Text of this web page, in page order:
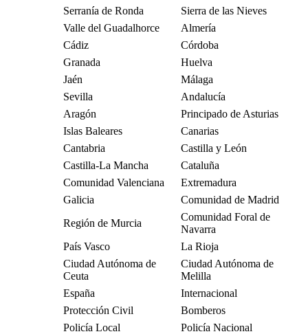
Serranía de Ronda
Sierra de las Nieves
Valle del Guadalhorce
Almería
Cádiz
Córdoba
Granada
Huelva
Jaén
Málaga
Sevilla
Andalucía
Aragón
Principado de Asturias
Islas Baleares
Canarias
Cantabria
Castilla y León
Castilla-La Mancha
Cataluña
Comunidad Valenciana
Extremadura
Galicia
Comunidad de Madrid
Región de Murcia
Comunidad Foral de
Navarra
País Vasco
La Rioja
Ciudad Autónoma de
Ceuta
Ciudad Autónoma de
Melilla
España
Internacional
Protección Civil
Bomberos
Policía Local
Policía Nacional